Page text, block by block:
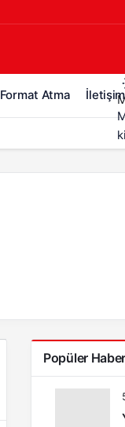
Format Atma İletişim
Popüler